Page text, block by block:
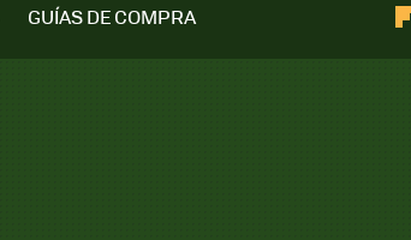
GUÍAS DE COMPRA